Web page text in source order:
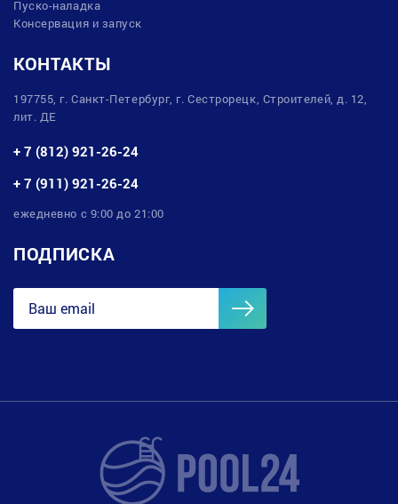
Пуско-наладка
Консервация и запуск
КОНТАКТЫ
197755, г. Санкт-Петербург, г. Сестрорецк, Строителей, д. 12,
лит. ДЕ
+ 7 (812) 921-26-24
+ 7 (911) 921-26-24
ежедневно с 9:00 до 21:00
ПОДПИСКА